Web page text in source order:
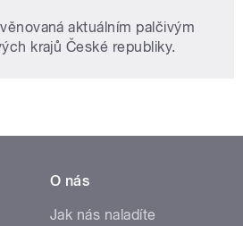
aktuálním palčivým
krajů České republiky.
O nás
Jak nás naladíte